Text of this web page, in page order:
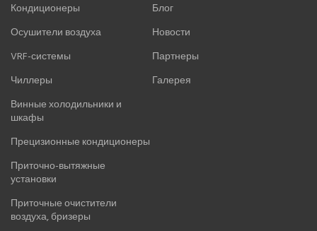
ВИННЫЕ ХОЛОДИЛЬНИКИ И ШКАФЫ
ПРИТОЧНО-ВЫТЯЖНЫЕ УСТАНОВКИ
ПРИТОЧНЫЕ ОЧИСТИТЕЛИ ВОЗДУХА, БРИЗЕРЫ
ТЕПЛОВЫЕ НАСОСЫ
КОМПРЕССОРНО-КОНДЕНСАТОРНЫЕ БЛОКИ
Кондиционеры
Осушители воздуха
VRF-системы
Чиллеры
Винные холодильники и
шкафы
Прецизионные кондиционеры
Приточно-вытяжные
установки
Приточные очистители
воздуха, бризеры
Блог
Новости
Партнеры
Галерея